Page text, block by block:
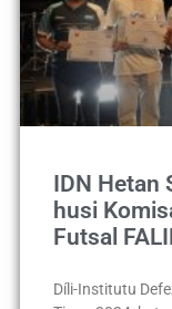
IDN
husi
Futsal
Díli-Institutu